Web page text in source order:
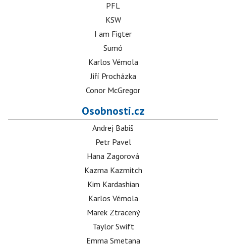
PFL
KSW
I am Figter
Sumó
Karlos Vémola
Jiří Procházka
Conor McGregor
Osobnosti.cz
Andrej Babiš
Petr Pavel
Hana Zagorová
Kazma Kazmitch
Kim Kardashian
Karlos Vémola
Marek Ztracený
Taylor Swift
Emma Smetana